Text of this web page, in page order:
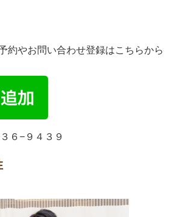
約やお問い合わせ登録はこちらから
６−９４３９